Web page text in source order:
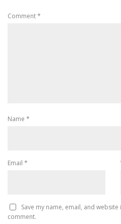
Comment*
Name *
Email *
Save my name, email, and
comment.